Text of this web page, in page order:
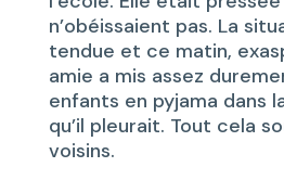
n’obéissaient pas. La
tendue et ce matin,
amie a mis assez
enfants en pyjama dans
qu’il pleurait. Tout cela
voisins.